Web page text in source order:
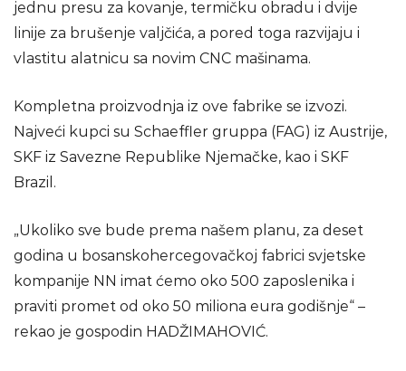
jednu presu za kovanje, termičku obradu i dvije
linije za brušenje valjčića, a pored toga razvijaju i
vlastitu alatnicu sa novim CNC mašinama.
Kompletna proizvodnja iz ove fabrike se izvozi.
Najveći kupci su Schaeffler gruppa (FAG) iz Austrije,
SKF iz Savezne Republike Njemačke, kao i SKF
Brazil.
„Ukoliko sve bude prema našem planu, za deset
godina u bosanskohercegovačkoj fabrici svjetske
kompanije NN imat ćemo oko 500 zaposlenika i
praviti promet od oko 50 miliona eura godišnje“ –
rekao je gospodin HADŽIMAHOVIĆ.